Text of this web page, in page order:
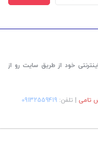
خود از طریق سایت رو از
تامی | تلفن: ‎09132559419